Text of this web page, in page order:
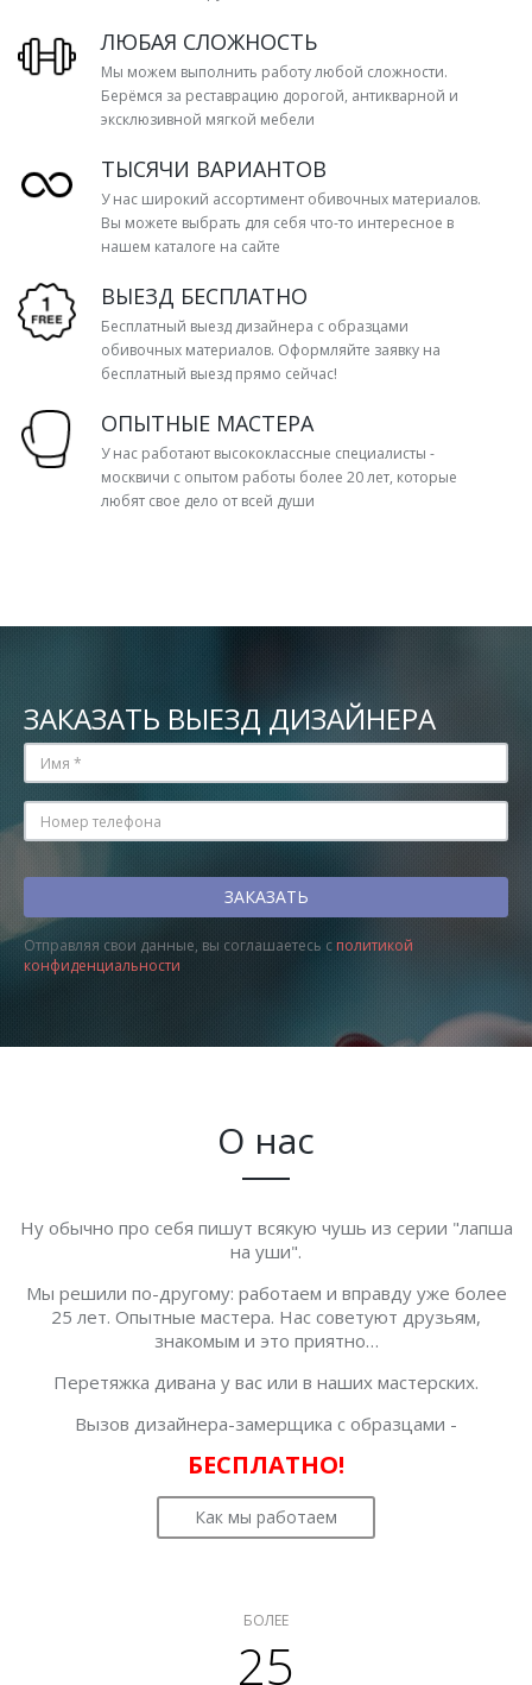
ЛЮБАЯ СЛОЖНОСТЬ
Мы можем выполнить работу любой сложности.
Берёмся за реставрацию дорогой, антикварной и
эксклюзивной мягкой мебели
ТЫСЯЧИ ВАРИАНТОВ
У нас широкий ассортимент обивочных материалов.
Вы можете выбрать для себя что-то интересное в
нашем каталоге на сайте
ВЫЕЗД БЕСПЛАТНО
Бесплатный выезд дизайнера с образцами
обивочных материалов. Оформляйте заявку на
бесплатный выезд прямо сейчас!
ОПЫТНЫЕ МАСТЕРА
У нас работают высококлассные специалисты -
москвичи с опытом работы более 20 лет, которые
любят свое дело от всей души
ЗАКАЗАТЬ ВЫЕЗД ДИЗАЙНЕРА
Отправляя свои данные, вы соглашаетесь с политикой
конфиденциальности
О нас
Ну обычно про себя пишут всякую чушь из серии "лапша
на уши".
Мы решили по-другому: работаем и вправду уже более
25 лет. Опытные мастера. Нас советуют друзьям,
знакомым и это приятно…
Перетяжка дивана у вас или в наших мастерских.
Вызов дизайнера-замерщика с образцами -
БЕСПЛАТНО!
Как мы работаем
БОЛЕЕ
25